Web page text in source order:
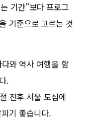
기간”보다 프로그
기준으로 고르는 것
와 역사 여행을 함
.
전후 서울 도심에
기 좋습니다.